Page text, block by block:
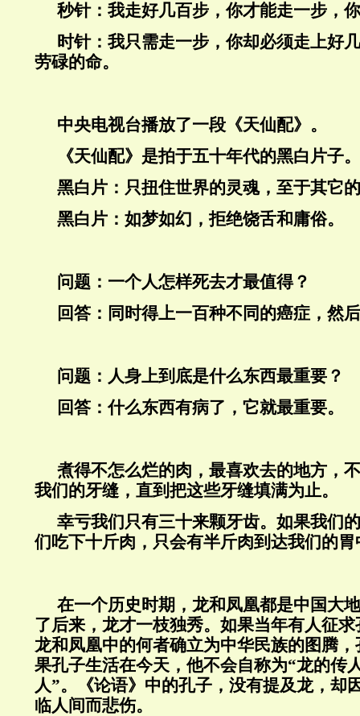
秒针：我走好几百步，你才能走一步，
时针：我只需走一步，你却必须走上好
劳碌的命。
中央电视台播放了一段《天仙配》。
《天仙配》是拍于五十年代的黑白片子。
黑白片：只扭住世界的灵魂，至于其它
黑白片：如梦如幻，拒绝饶舌和庸俗。
问题：一个人怎样死去才最值得？
回答：同时得上一百种不同的癌症，然
问题：人身上到底是什么东西最重要？
回答：什么东西有病了，它就最重要。
煮得不怎么烂的肉，最喜欢去的地方，
我们的牙缝，直到把这些牙缝填满为止。
幸亏我们只有三十来颗牙齿。如果我们
们吃下十斤肉，只会有半斤肉到达我们的胃
在一个历史时期，龙和凤凰都是中国大
了后来，龙才一枝独秀。如果当年有人征
龙和凤凰中的何者确立为中华民族的图腾
果孔子生活在今天，他不会自称为“龙的传
人”。《论语》中的孔子，没有提及龙，却
临人间而悲伤。